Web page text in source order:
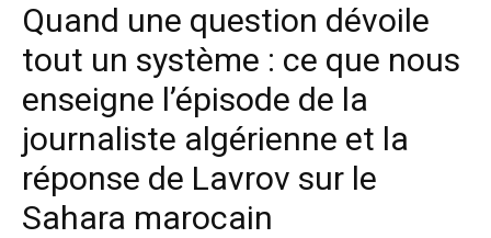
Quand une question dévoile
tout un système : ce que nous
enseigne l’épisode de la
journaliste algérienne et la
réponse de Lavrov sur le
Sahara marocain